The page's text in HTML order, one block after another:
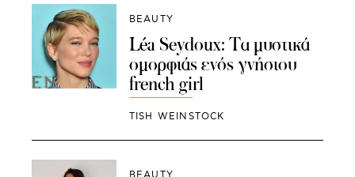
BEAUTY
Léa Seydoux: Τα μυστικά
ομορφιάς ενός γνήσιου
french girl
TISH WEINSTOCK